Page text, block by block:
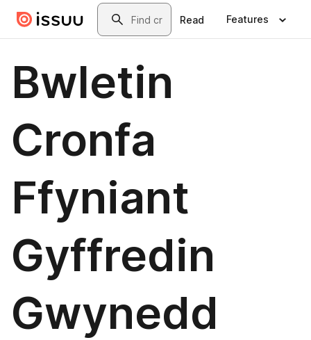
Skip to main contentSearch
Read Features
Bwletin
Cronfa
Ffyniant
Gyffredin
Gwynedd